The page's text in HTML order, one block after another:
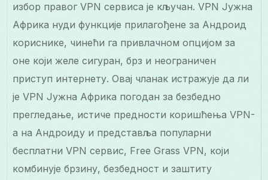
избор правог VPN сервиса је кључан. VPN Јужна
Африка нуди функције прилагођене за Андроид
кориснике, чинећи га привлачном опцијом за
оне који желе сигуран, брз и неограничен
приступ интернету. Овај чланак истражује да ли
је VPN Јужна Африка погодан за безбедно
прегледање, истиче предности коришћења VPN-
а на Андроиду и представља популарни
бесплатни VPN сервис, Free Grass VPN, који
комбинује брзину, безбедност и заштиту